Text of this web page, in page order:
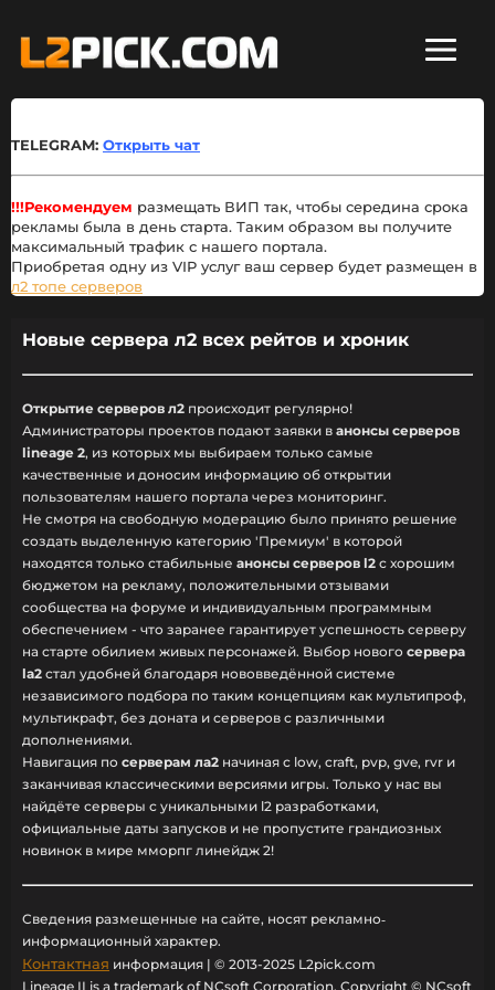
TELEGRAM: Открыть чат
!!!Рекомендуем размещать ВИП так, чтобы середина срока
рекламы была в день старта. Таким образом вы получите
максимальный трафик с нашего портала.
Приобретая одну из VIP услуг ваш сервер будет размещен в
л2 топе серверов
Новые сервера л2 всех рейтов и хроник
Открытие серверов л2 происходит регулярно!
Администраторы проектов подают заявки в анонсы серверов
lineage 2, из которых мы выбираем только самые
качественные и доносим информацию об открытии
пользователям нашего портала через мониторинг.
Не смотря на свободную модерацию было принято решение
создать выделенную категорию 'Премиум' в которой
находятся только стабильные анонсы серверов l2 с хорошим
бюджетом на рекламу, положительными отзывами
сообщества на форуме и индивидуальным программным
обеспечением - что заранее гарантирует успешность серверу
на старте обилием живых персонажей. Выбор нового сервера
la2 стал удобней благодаря нововведённой системе
независимого подбора по таким концепциям как мультипроф,
мультикрафт, без доната и серверов с различными
дополнениями.
Навигация по серверам ла2 начиная с low, craft, pvp, gve, rvr и
заканчивая классическими версиями игры. Только у нас вы
найдёте серверы с уникальными l2 разработками,
официальные даты запусков и не пропустите грандиозных
новинок в мире мморпг линейдж 2!
Сведения размещенные на сайте, носят рекламно‐
информационный характер.
Контактная информация | © 2013-2025 L2pick.com
Lineage II is a trademark of NCsoft Corporation. Copyright © NCsoft